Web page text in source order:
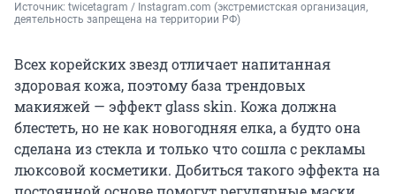
Источник: twicetagram / Instagram.com (экстремистская организация,
деятельность запрещена на территории РФ)
Всех корейских звезд отличает напитанная
здоровая кожа, поэтому база трендовых
макияжей — эффект glass skin. Кожа должна
блестеть, но не как новогодняя елка, а будто она
сделана из стекла и только что сошла с рекламы
люксовой косметики. Добиться такого эффекта на